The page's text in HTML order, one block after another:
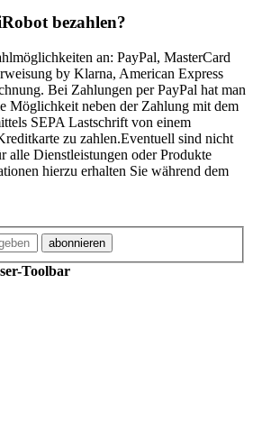
bezahlen?
an: PayPal, MasterCard
by Klarna, American Express
Bei Zahlungen per PayPal hat man
Möglichkeit neben der Zahlung mit dem
SEPA Lastschrift von einem
zu zahlen.Eventuell sind nicht
alle Dienstleistungen oder Produkte
hierzu erhalten Sie während dem
abonnieren
Toolbar